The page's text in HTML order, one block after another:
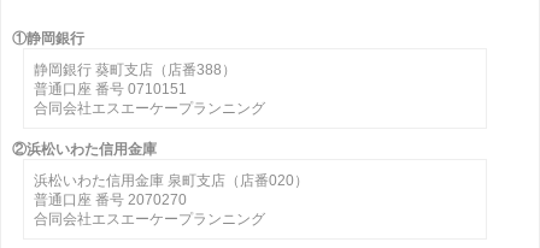
①静岡銀行
静岡銀行 葵町支店（店番388）
普通口座 番号 0710151
合同会社エスエーケープランニング
②浜松いわた信用金庫
浜松いわた信用金庫 泉町支店（店番020）
普通口座 番号 2070270
合同会社エスエーケープランニング